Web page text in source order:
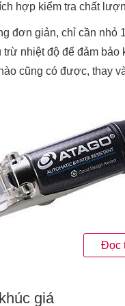
hợp kiểm tra chất
đơn giản, chỉ cần
nhiệt độ để đảm
cũng có được, thay
Đọc
giá